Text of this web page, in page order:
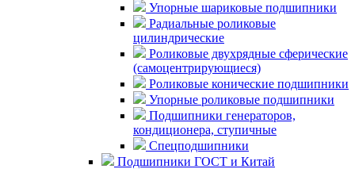
Упорные шариковые подшипники
Радиальные роликовые
цилиндрические
Роликовые двухрядные сферические
(самоцентрирующиеся)
Роликовые конические подшипники
Упорные роликовые подшипники
Подшипники генераторов,
кондиционера, ступичные
Спецподшипники
Подшипники ГОСТ и Китай